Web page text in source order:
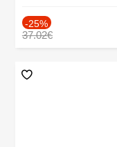
-25%
37.02€